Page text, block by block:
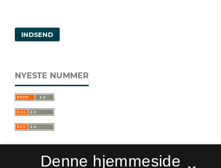
INDSEND
NYESTE NUMMER
Denne hjemmeside